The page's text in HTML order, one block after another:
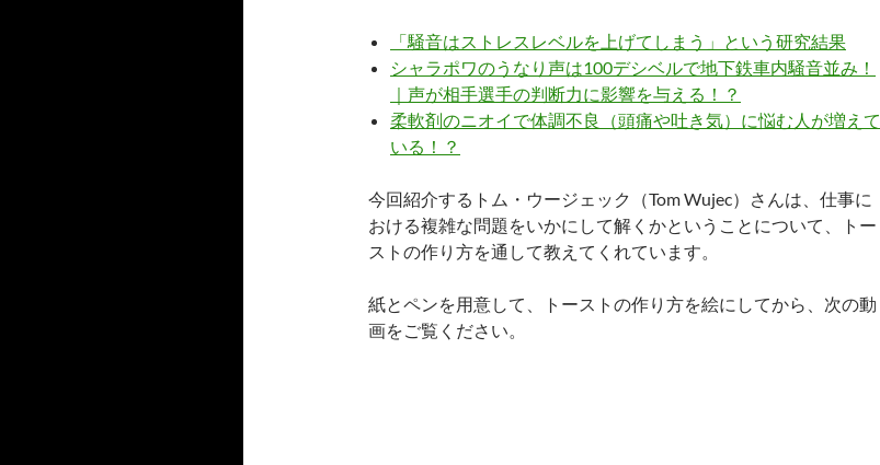
「騒音はストレスレベルを上げてしまう」という研究結果
シャラポワのうなり声は100デシベルで地下鉄車内騒音並み！
｜声が相手選手の判断力に影響を与える！？
柔軟剤のニオイで体調不良（頭痛や吐き気）に悩む人が増えて
いる！？
今回紹介するトム・ウージェック（Tom Wujec）さんは、仕事に
おける複雑な問題をいかにして解くかということについて、トー
ストの作り方を通して教えてくれています。
紙とペンを用意して、トーストの作り方を絵にしてから、次の動
画をご覧ください。